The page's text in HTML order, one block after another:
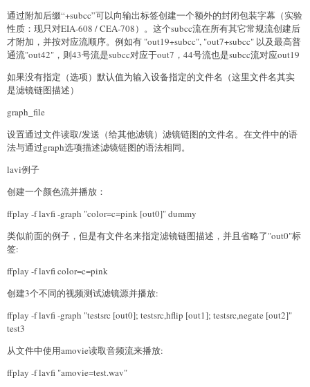
通过附加后缀“+subcc”可以向输出标签创建一个额外的封闭包装字幕（实验
性质：现只对EIA-608 / CEA-708）。这个subcc流在所有其它常规流创建后
才附加，并按对应流顺序。例如有 "out19+subcc", "out7+subcc" 以及最高普
通流"out42"，则43号流是subcc对应于out7，44号流也是subcc流对应out19
如果没有指定（选项）默认值为输入设备指定的文件名（这里文件名其实
是滤镜链图描述）
graph_file
设置通过文件读取/发送（给其他滤镜）滤镜链图的文件名。在文件中的语
法与通过graph选项描述滤镜链图的语法相同。
lavi例子
创建一个颜色流并播放：
ffplay -f lavfi -graph "color=c=pink [out0]" dummy
类似前面的例子，但是有文件名来指定滤镜链图描述，并且省略了"out0"标
签:
ffplay -f lavfi color=c=pink
创建3个不同的视频测试滤镜源并播放:
ffplay -f lavfi -graph "testsrc [out0]; testsrc,hflip [out1]; testsrc,negate [out2]"
test3
从文件中使用amovie读取音频流来播放:
ffplay -f lavfi "amovie=test.wav"